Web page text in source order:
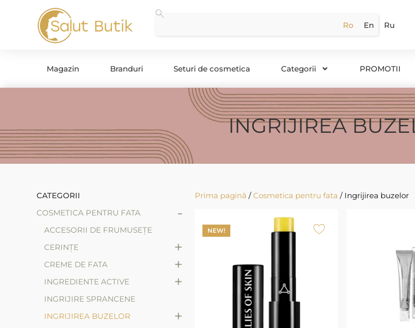
Ro En Ru
Magazin Branduri Seturi de cosmetica Categorii PROMOTII
INGRIJIREA
CATEGORII
COSMETICA PENTRU FATA
-
ACCESORII DE FRUMUSEȚE
CERINȚE
+
CREME DE FATA +
INGREDIENTE ACTIVE +
INGRIJIRE SPRANCENE
INGRIJIREA BUZELOR
+
Prima pagină /Cosmetica pentru fata / Ingrijirea buzelor
NEW!